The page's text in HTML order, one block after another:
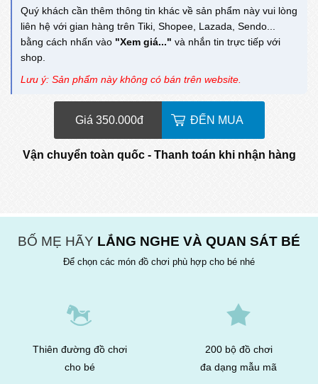
Quý khách cần thêm thông tin khác về sản phẩm này vui lòng
liên hệ với gian hàng trên Tiki, Shopee, Lazada, Sendo...
bằng cách nhấn vào "Xem giá..." và nhắn tin trực tiếp với
shop.
Lưu ý: Sản phẩm này không có bán trên website.
Giá 350.000đ ĐẾN MUA
Vận chuyển toàn quốc - Thanh toán khi nhận hàng
BỐ MẸ HÃY LẮNG NGHE VÀ QUAN SÁT BÉ
Để chọn các món đồ chơi phù hợp cho bé nhé
Thiên đường đồ chơi
cho bé
200 bộ đồ chơi
đa dạng mẫu mã